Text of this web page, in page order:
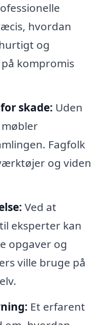
hvordan
og
kompromis
skade: Uden
Fagfolk
og viden
Ved at
eksperter kan
opgaver og
ville bruge på
Et erfarent